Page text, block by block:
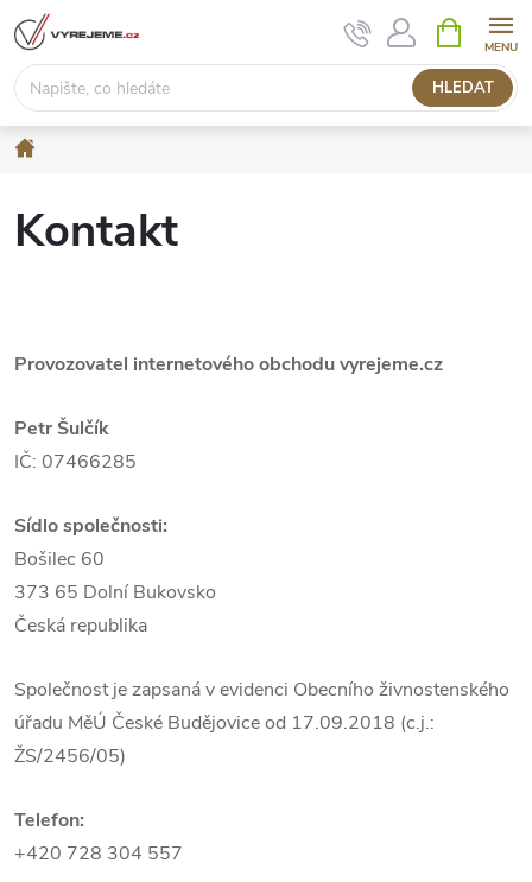
Přejít
na
obsah
HLEDAT
NÁKUPNÍ
KOŠÍK
Kontakt
Provozovatel internetového obchodu vyrejeme.cz
Petr Šulčík
IČ: 07466285
Sídlo společnosti:
Bošilec 60
373 65 Dolní Bukovsko
Česká republika
Společnost je zapsaná v evidenci Obecního živnostenského
úřadu MěÚ České Budějovice od 17.09.2018 (c.j.:
ŽS/2456/05)
Telefon:
+420 728 304 557